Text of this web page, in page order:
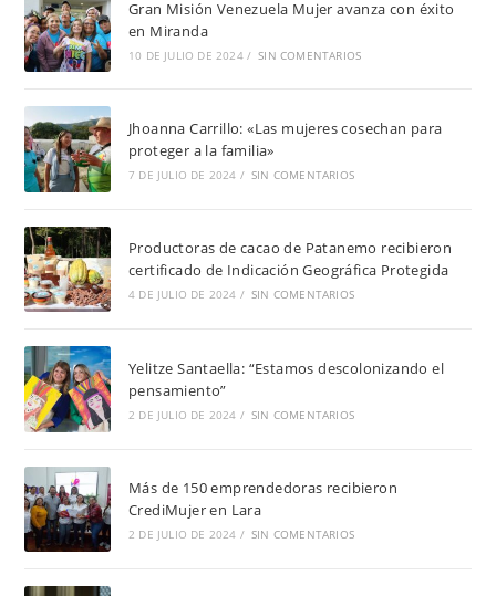
Gran Misión Venezuela Mujer avanza con éxito
en Miranda
10 DE JULIO DE 2024 / SIN COMENTARIOS
Jhoanna Carrillo: «Las mujeres cosechan para
proteger a la familia»
7 DE JULIO DE 2024 / SIN COMENTARIOS
Productoras de cacao de Patanemo recibieron
certificado de Indicación Geográfica Protegida
4 DE JULIO DE 2024 / SIN COMENTARIOS
Yelitze Santaella: “Estamos descolonizando el
pensamiento”
2 DE JULIO DE 2024 / SIN COMENTARIOS
Más de 150 emprendedoras recibieron
CrediMujer en Lara
2 DE JULIO DE 2024 / SIN COMENTARIOS